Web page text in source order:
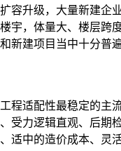
容升级，大量新建
宇，体量大、楼层跨
新建项目当中十分普
程适配性最稳定的主
受力逻辑直观、后
适中的造价成本、灵